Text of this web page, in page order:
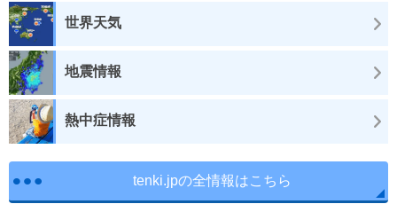
世界天気
地震情報
熱中症情報
tenki.jpの全情報はこちら